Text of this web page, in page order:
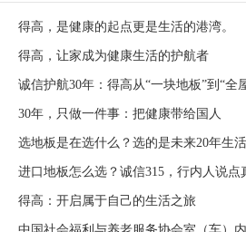
得高，是健康的起点更是生活的港湾。
得高，让家成为健康生活的护航者
诚信护航30年：得高从“一块地板”到“全
30年，只做一件事：把健康带给国人
选地板是在选什么？选的是未来20年生
进口地板怎么选？诚信315，行内人说点
得高：开启属于自己的生活之旅